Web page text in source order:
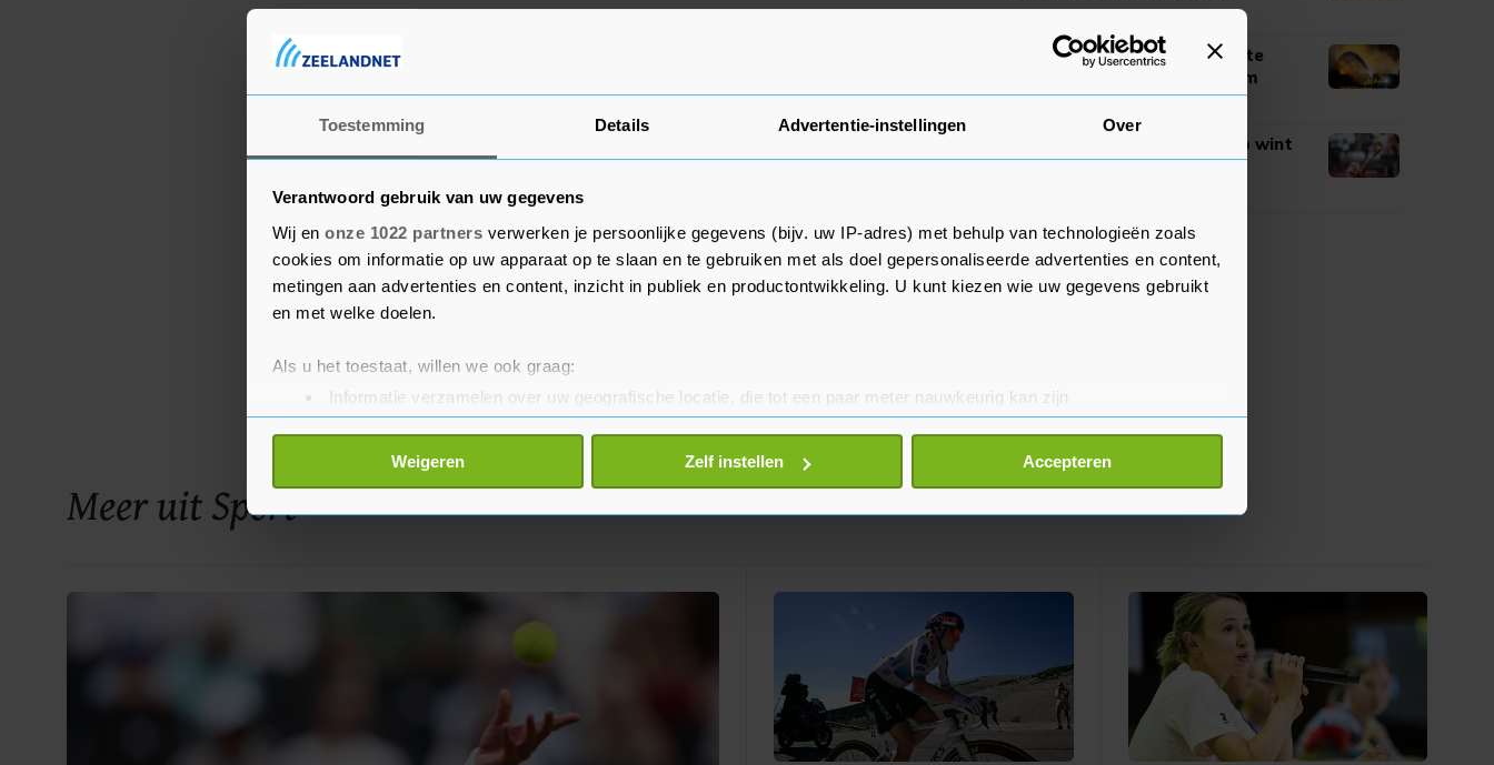
Toestemming Details Advertentie-instellingen Over
Verantwoord gebruik van uw gegevens
Wij en onze 1022 partners verwerken je persoonlijke gegevens (bijv. uw IP-adres) met behulp van technologieën zoals
cookies om informatie op uw apparaat op te slaan en te gebruiken met als doel gepersonaliseerde advertenties en content,
metingen aan advertenties en content, inzicht in publiek en productontwikkeling. U kunt kiezen wie uw gegevens gebruikt
en met welke doelen.
Als u het toestaat, willen we ook graag:
Informatie verzamelen over uw geografische locatie, die tot een paar meter nauwkeurig kan zijn
Uw apparaat identificeren door het actief te scannen op specifieke eigenschappen (fingerprinting)
Lees meer over hoe uw persoonlijke gegevens worden verwerkt en stel uw voorkeuren in het
detailgedeelte
toestemming op elk moment wijzigen of intrekken in de Cookieverklaring.
Weigeren Zelf instellen Accepteren
Meer uit Sport
Drone ingezet om hotspots te
vinden bij brand in Rotterdam
Tennisser Van de Zandschulp wint
na stunt weer in Montréal